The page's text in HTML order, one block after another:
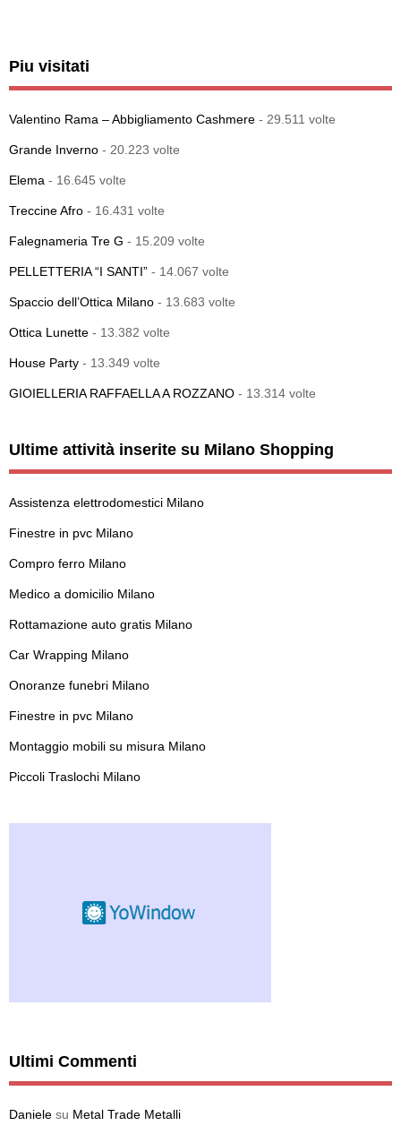
Piu visitati
Valentino Rama – Abbigliamento Cashmere - 29.511 volte
Grande Inverno - 20.223 volte
Elema - 16.645 volte
Treccine Afro - 16.431 volte
Falegnameria Tre G - 15.209 volte
PELLETTERIA “I SANTI” - 14.067 volte
Spaccio dell’Ottica Milano - 13.683 volte
Ottica Lunette - 13.382 volte
House Party - 13.349 volte
GIOIELLERIA RAFFAELLA A ROZZANO - 13.314 volte
Ultime attività inserite su Milano Shopping
Assistenza elettrodomestici Milano
Finestre in pvc Milano
Compro ferro Milano
Medico a domicilio Milano
Rottamazione auto gratis Milano
Car Wrapping Milano
Onoranze funebri Milano
Finestre in pvc Milano
Montaggio mobili su misura Milano
Piccoli Traslochi Milano
Ultimi Commenti
Daniele su Metal Trade Metalli